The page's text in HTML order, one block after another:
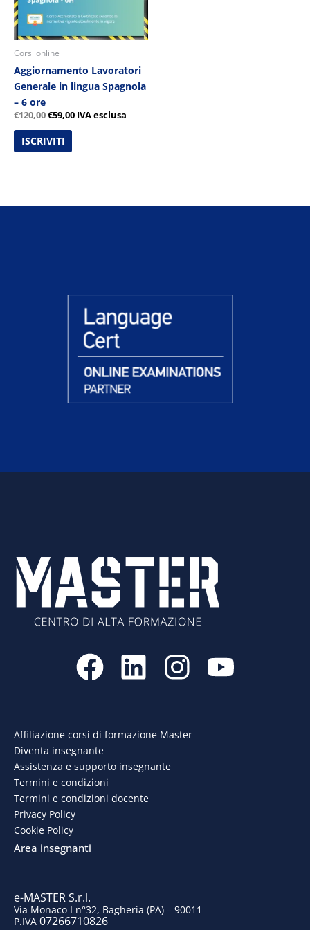
Corsi online
Aggiornamento Lavoratori
Generale in lingua Spagnola
– 6 ore
€120,00€59,00 IVA esclusa
ISCRIVITI
F
a
e
b
o
k
L
i
k
e
d
I
n
t
Y
o
Affiliazione corsi di formazione Master
Diventa insegnante
Assistenza e supporto insegnante
Termini e condizioni
Termini e condizioni docente
Privacy Policy
Cookie Policy
Area insegnanti
e-MASTER S.r.l.
Via Monaco I n°32, Bagheria (PA) – 90011
P.IVA 07266710826